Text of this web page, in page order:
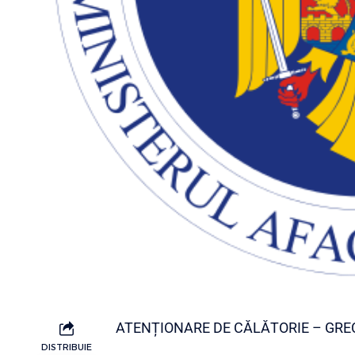
DISTRIBUIE
ATENȚIONARE DE CĂLĂTORIE –